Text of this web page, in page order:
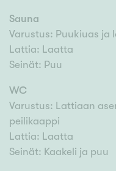
Sauna
Varustus: Puukiuas ja
Lattia: Laatta
Seinät: Puu
WC
Varustus: Lattiaan
peilikaappi
Lattia: Laatta
Seinät: Kaakeli ja puu